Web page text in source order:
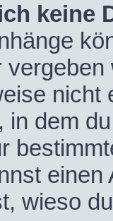
keine
nicht
in dem
wieso